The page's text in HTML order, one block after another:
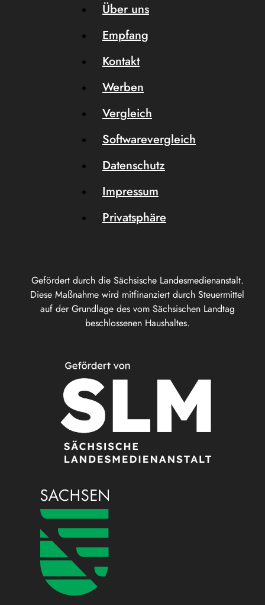
Gefördert durch die Sächsische Landesmedienanstalt.
Diese Maßnahme wird mitfinanziert durch Steuermittel
auf der Grundlage des vom Sächsischen Landtag
beschlossenen Haushaltes.
Über uns
Empfang
Kontakt
Werben
Vergleich
Softwarevergleich
Datenschutz
Impressum
Privatsphäre